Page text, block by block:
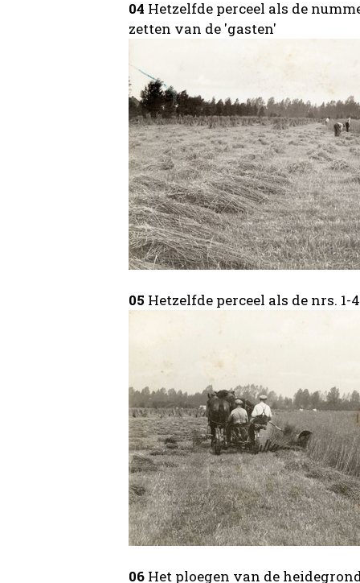
04 Hetzelfde perceel als de
zetten van de 'gasten'
05 Hetzelfde perceel als de nrs.
06 Het ploegen van de